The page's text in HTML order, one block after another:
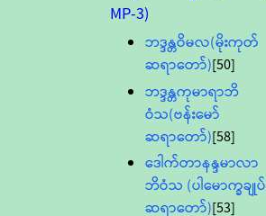
MP-3)
ဘဒ္ဒန္တဝိမလ(မိုးကုတ်
ဆရာတော်)[50]
ဘဒ္ဒန္တကုမာရာဘိ
ဝံသ(ဗန်းမော်
ဆရာတော်)[58]
ဒေါက်တာနန္ဒမာလာ
ဘိဝံသ (ပါမောက္ခချုပ်
ဆရာတော်)[53]